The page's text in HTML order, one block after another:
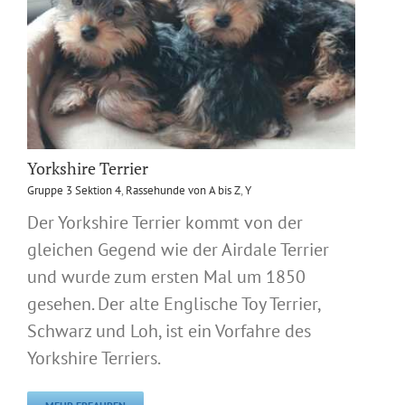
Yorkshire Terrier
Gruppe 3 Sektion 4, Rassehunde von A bis Z,Y
Der Yorkshire Terrier kommt von der
gleichen Gegend wie der Airdale Terrier
und wurde zum ersten Mal um 1850
gesehen. Der alte Englische Toy Terrier,
Schwarz und Loh, ist ein Vorfahre des
Yorkshire Terriers.